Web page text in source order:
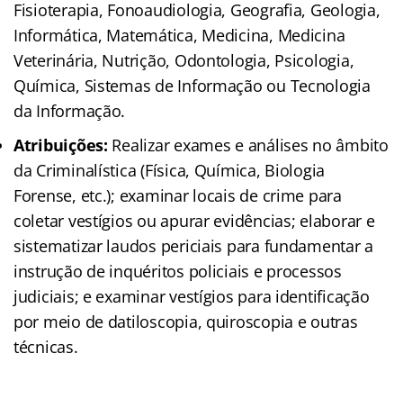
Fisioterapia, Fonoaudiologia, Geografia, Geologia,
Informática, Matemática, Medicina, Medicina
Veterinária, Nutrição, Odontologia, Psicologia,
Química, Sistemas de Informação ou Tecnologia
da Informação.
Atribuições: Realizar exames e análises no âmbito
da Criminalística (Física, Química, Biologia
Forense, etc.); examinar locais de crime para
coletar vestígios ou apurar evidências; elaborar e
sistematizar laudos periciais para fundamentar a
instrução de inquéritos policiais e processos
judiciais; e examinar vestígios para identificação
por meio de datiloscopia, quiroscopia e outras
técnicas.